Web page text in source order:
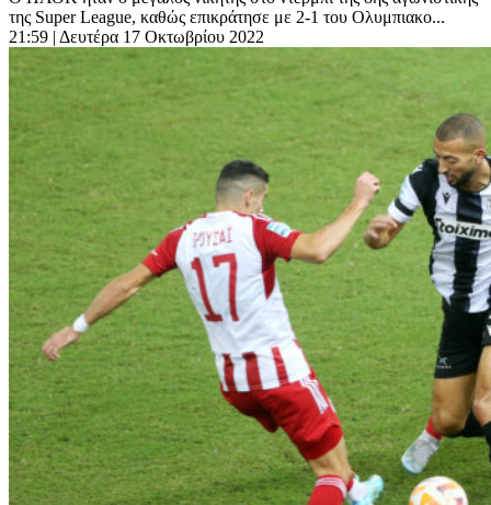
της Super League, καθώς επικράτησε με 2-1 του Ολυμπιακο...
21:59 | Δευτέρα 17 Οκτωβρίου 2022